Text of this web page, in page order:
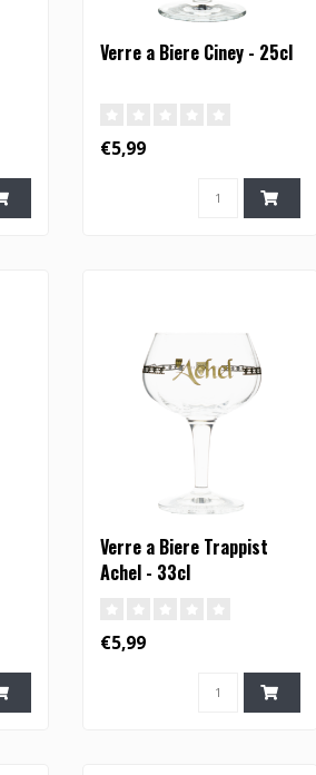
Verre a Biere Ciney - 25cl
€5,99
Verre a Biere Trappist
Achel - 33cl
€5,99